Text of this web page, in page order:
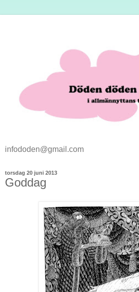
infododen@gmail.com
torsdag 20 juni 2013
Goddag